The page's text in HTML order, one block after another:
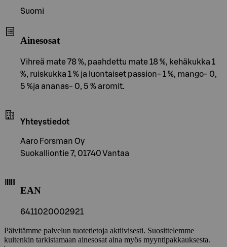
Suomi
Ainesosat
Vihreä mate 78 %, paahdettu mate 18 %, kehäkukka 1
%, ruiskukka 1 % ja luontaiset passion- 1 %, mango- 0,
5 %ja ananas- 0, 5 % aromit.
Yhteystiedot
Aaro Forsman Oy
Suokalliontie 7, 01740 Vantaa
EAN
6411020002921
Päivitämme palvelun tuotetietoja aktiivisesti. Suosittelemme
kuitenkin tarkistamaan ainesosat aina myös myyntipakkauksesta.